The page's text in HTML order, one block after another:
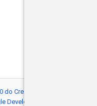
Creative Commons
Developers